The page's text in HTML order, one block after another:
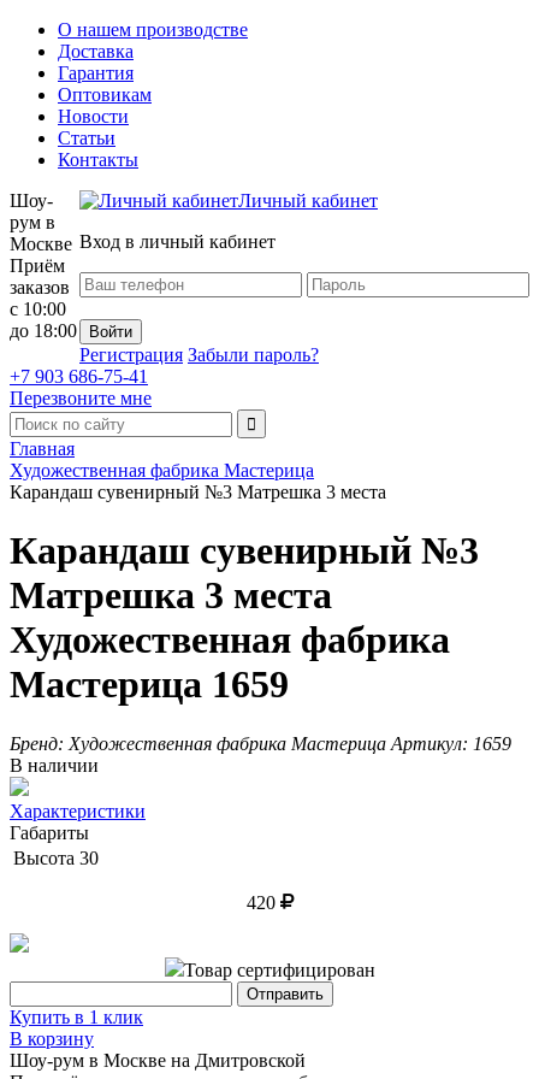
О нашем производстве
Доставка
Гарантия
Оптовикам
Новости
Статьи
Контакты
Личный кабинет
Вход в личный кабинет
Регистрация Забыли пароль?
Шоу-
рум в
Москве
Приём
заказов
с 10:00
до 18:00
+7 903 686-75-41
Перезвоните мне
Главная
Художественная фабрика Мастерица
Карандаш сувенирный №3 Матрешка 3 места
Карандаш сувенирный №3
Матрешка 3 места
Художественная фабрика
Мастерица 1659
Бренд: Художественная фабрика Мастерица Артикул: 1659
В наличии
Характеристики
Габариты
Высота 30
420
Товар сертифицирован
Купить в 1 клик
В корзину
Шоу-рум в Москве на Дмитровской